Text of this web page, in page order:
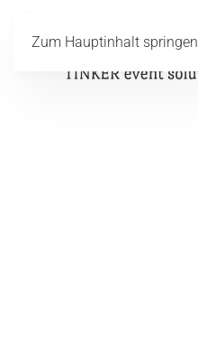
Zum Hauptinhalt springen